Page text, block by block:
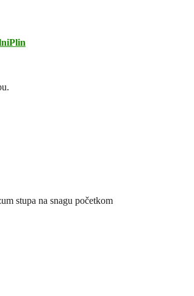
stupa na snagu početkom